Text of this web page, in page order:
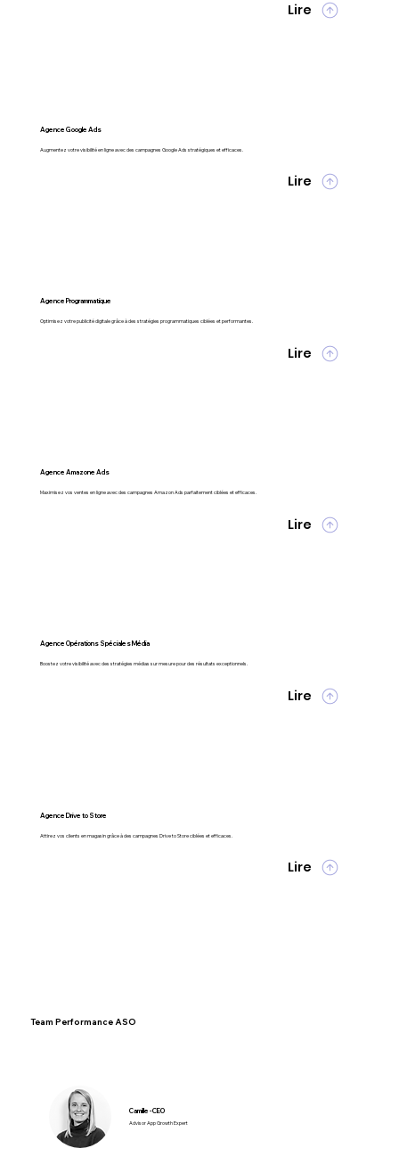
Lire
Agence Google Ads
Augmentez votre visibilité en ligne avec des campagnes Google Ads stratégiques et efficaces.
Lire
Agence Programmatique
Optimisez votre publicité digitale grâce à des stratégies programmatiques ciblées et performantes.
Lire
Agence Amazone Ads
Maximisez vos ventes en ligne avec des campagnes Amazon Ads parfaitement ciblées et efficaces.
Lire
Agence Opérations Spéciales Média
Boostez votre visibilité avec des stratégies médias sur mesure pour des résultats exceptionnels.
Lire
Agence Drive to Store
Attirez vos clients en magasin grâce à des campagnes Drive to Store ciblées et efficaces.
Lire
Team Performance ASO
Camille - CEO
Advisor App Growth Expert